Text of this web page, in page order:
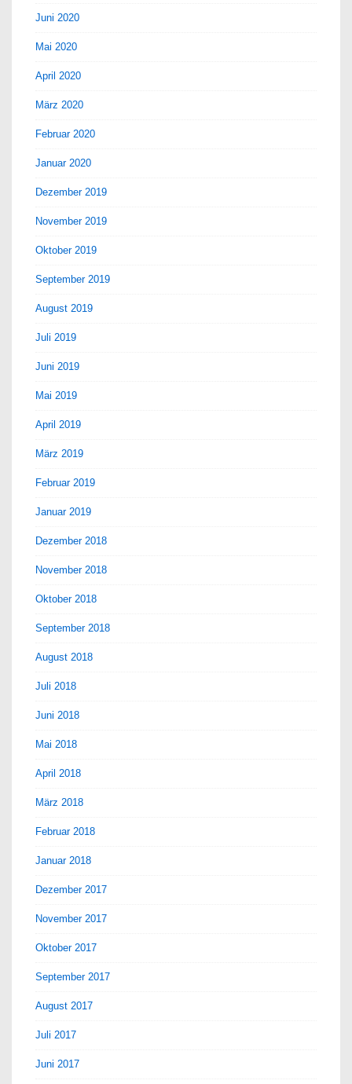
Juni 2020
Mai 2020
April 2020
März 2020
Februar 2020
Januar 2020
Dezember 2019
November 2019
Oktober 2019
September 2019
August 2019
Juli 2019
Juni 2019
Mai 2019
April 2019
März 2019
Februar 2019
Januar 2019
Dezember 2018
November 2018
Oktober 2018
September 2018
August 2018
Juli 2018
Juni 2018
Mai 2018
April 2018
März 2018
Februar 2018
Januar 2018
Dezember 2017
November 2017
Oktober 2017
September 2017
August 2017
Juli 2017
Juni 2017